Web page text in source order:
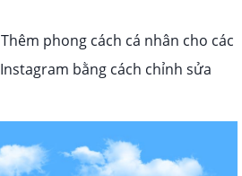
Thêm phong cách cá nhân cho các
bằng cách chỉnh sửa